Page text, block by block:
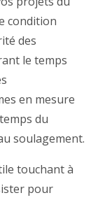
condition
des
le temps
en mesure
du
soulagement.
touchant à
pour